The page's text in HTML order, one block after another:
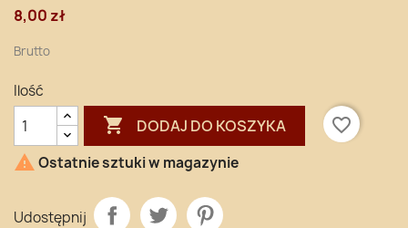
8,00 zł
Brutto
Ilość
 DODAJ DO KOSZYKA
favorite_border
 Ostatnie sztuki w magazynie
Udostępnij